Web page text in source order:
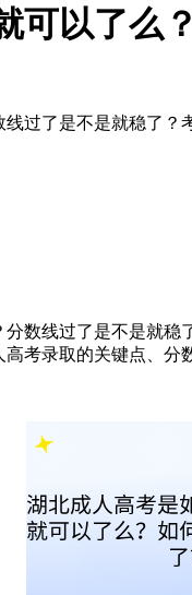
以了么
过了是不是就稳了
分数线过了是不是就
考录取的关键点、